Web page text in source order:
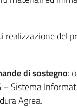
realizzazione
di sostegno:
Sistema
Agrea.